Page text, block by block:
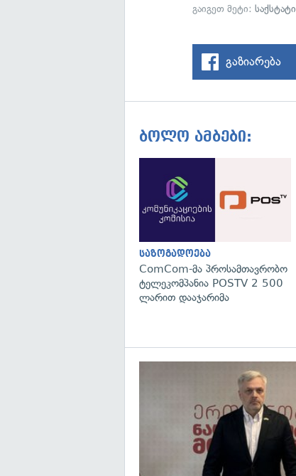
გაიგეთ მეტი:საქსტატი
გაზიარება
ბოლო ამბები:
საზოგადოება
ComCom-მა პროსამთავრობო
ტელეკომპანია POSTV 2 500
ლარით დააჯარიმა